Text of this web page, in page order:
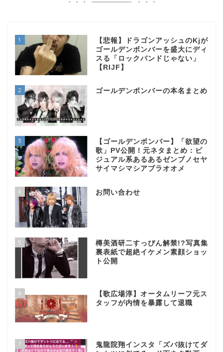
1
【悲報】ドラゴンアッシュのKjが
ゴールデンボンバーを盛大にディ
スる「ロックバンドじゃない」
【RIJF】
2 ゴールデンボンバーの本名まとめ
3
【ゴールデンボンバー】「欲望の
歌」PV公開！元ネタまとめ：ビ
ジュアル系あるあるゼンブノセヤ
サイマシマシアブラオオメ
4 お問い合わせ
5
樽美酒研二すっぴん解禁!?写真集
裏表紙で超絶イケメン素顔ショッ
ト公開
6
【歌広場淳】オータムリーフ元ス
タッフが内情を暴露して退職
7
鬼龍院翔インスタ「ズバ抜けてダ